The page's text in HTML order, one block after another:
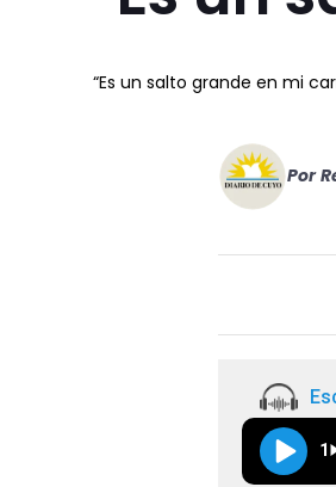
“Es un salto grande en mi
Por
1